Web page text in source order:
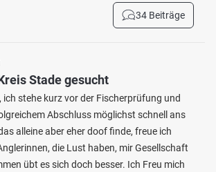
34 Beiträge
Stade gesucht
ich stehe kurz vor der Fischerprüfung und
Abschluss möglichst schnell ans
alleine aber eher doof finde, freue ich
die Lust haben, mir Gesellschaft
übt es sich doch besser. Ich Freu mich